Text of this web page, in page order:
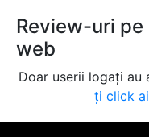
Review-uri
web
Doar userii logați au
ți click